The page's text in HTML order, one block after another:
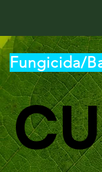
Fungicida/